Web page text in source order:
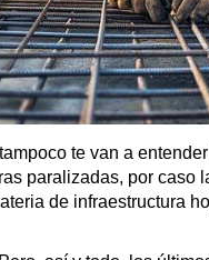
te van a
paralizadas, por caso
de infraestructura